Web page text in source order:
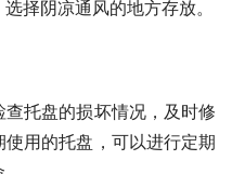
择阴凉通风的地方存放。
托盘的损坏情况，及时修
用的托盘，可以进行定期